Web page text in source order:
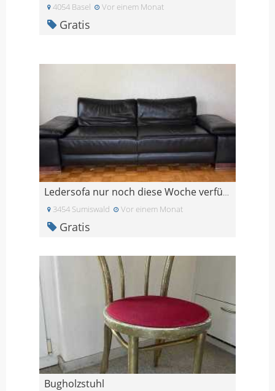
4054 Basel Vor einem Monat
Gratis
Ledersofa nur noch diese Woche verfügbar
3454 Sumiswald Vor einem Monat
Gratis
Bugholzstuhl